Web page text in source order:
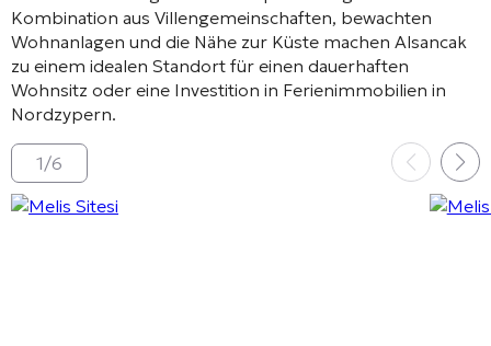
Kombination aus Villengemeinschaften, bewachten
Wohnanlagen und die Nähe zur Küste machen Alsancak
zu einem idealen Standort für einen dauerhaften
Wohnsitz oder eine Investition in Ferienimmobilien in
Nordzypern.
1/6